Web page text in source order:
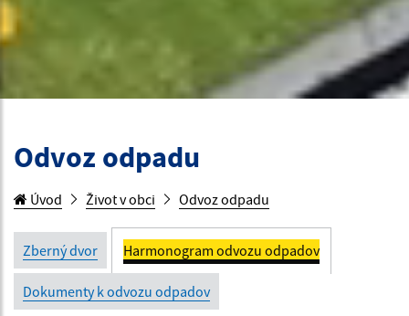
Odvoz odpadu
Úvod Život v obci Odvoz odpadu
Zberný dvor Harmonogram odvozu odpadov
Dokumenty k odvozu odpadov